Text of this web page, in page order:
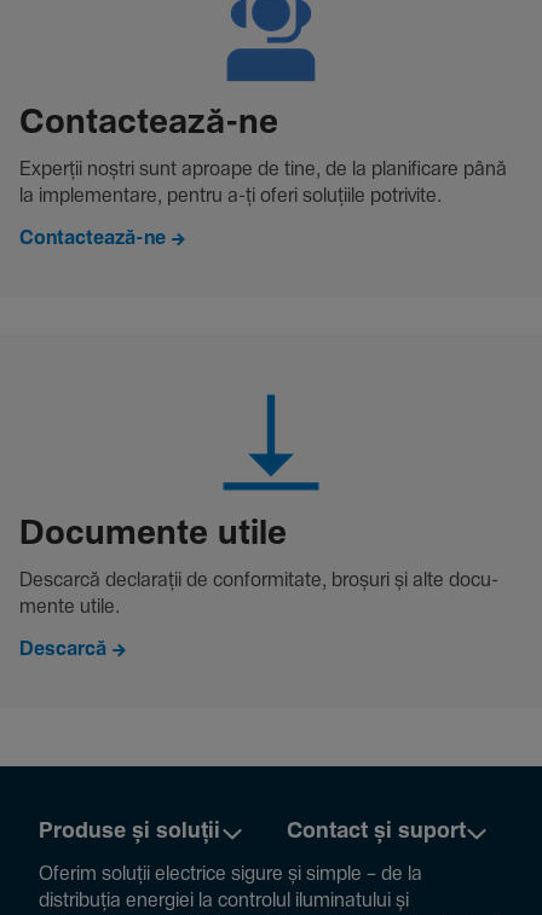
Contac­tează-ne
Experții noștri sunt aproape de tine, de la plani­fi­care până
la imple­men­tare, pentru a-ți oferi solu­țiile potri­vite.
Contactează-ne
Docu­mente utile
Descarcă decla­rații de conformitate, broșuri și alte docu­
mente utile.
Descarcă
Produse și soluții Contact și suport
Oferim soluții electrice sigure și simple – de la
distribuția energiei la controlul ilumi­na­tului și